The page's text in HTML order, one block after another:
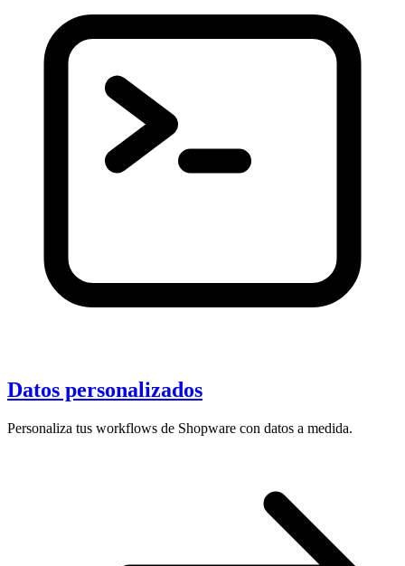
Datos personalizados
Personaliza tus workflows de Shopware con datos a medida.